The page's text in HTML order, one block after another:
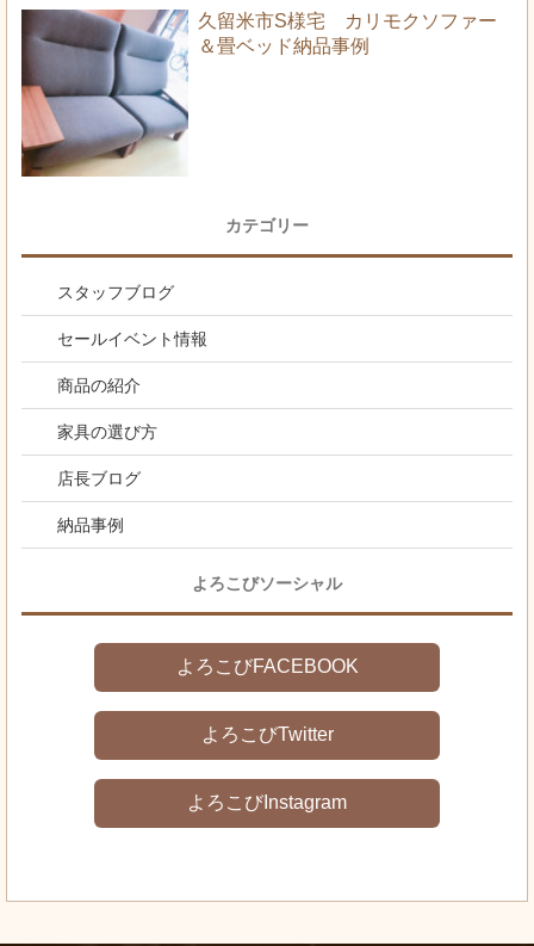
久留米市S様宅 カリモクソファー
＆畳ベッド納品事例
カテゴリー
スタッフブログ
セールイベント情報
商品の紹介
家具の選び方
店長ブログ
納品事例
よろこびソーシャル
よろこびFACEBOOK
よろこびTwitter
よろこびInstagram